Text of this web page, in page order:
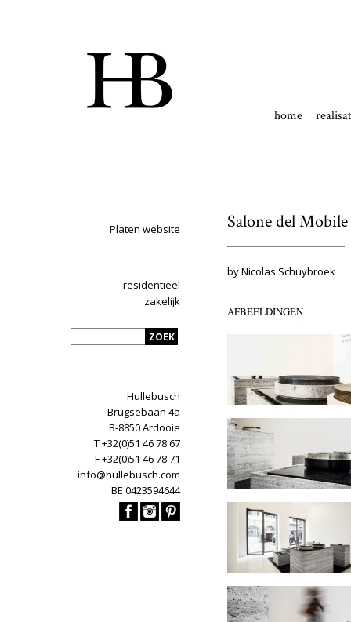
home
Platen website
residentieel
zakelijk
Hullebusch
Brugsebaan 4a
B-8850 Ardooie
T +32(0)51 46 78 67
F +32(0)51 46 78 71
info@hullebusch.com
BE 0423594644
Salone del
by Nicolas Schuybroek
AFBEELDINGEN